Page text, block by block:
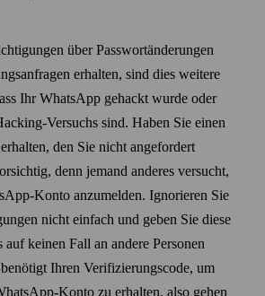
über Pass­wort­änderungen
erhalten, sind dies weitere
Ihr WhatsApp gehackt wurde oder
Versuchs sind. Haben Sie einen
den Sie nicht angefordert
denn jemand anderes versucht,
Konto anzumelden. Ignorieren Sie
nicht einfach und geben Sie diese
keinen Fall an andere Personen
Ihren Verifizierungs­code, um
Konto zu erhalten, also gehen